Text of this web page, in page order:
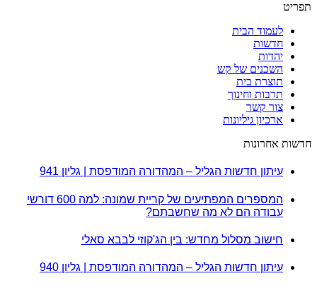
תפריט
לעמוד הבית
חדשות
יהדות
השכנים של קש
תוצרת בית
תרבות וחינוך
צור קשר
ארכיון גיליונות
חדשות אחרונות
עיתון חדשות הגליל – המהדורה המודפסת | גליון 941
המספרים המפתיעים של קריית שמונה: למה 600 דורשי
עבודה הם לא מה שחשבתם?
חישוב מסלול מחדש: בין הג'קוזי לבבא סאלי
עיתון חדשות הגליל – המהדורה המודפסת | גליון 940